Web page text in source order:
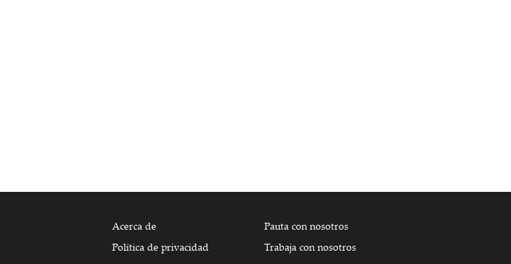
Acerca de
Política de privacidad
Pauta con nosotros
Trabaja con nosotros